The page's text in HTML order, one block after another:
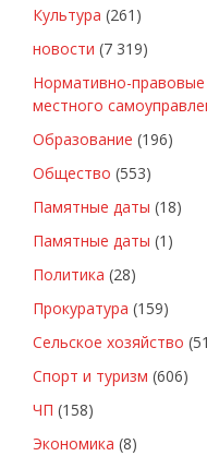
Культура (261)
новости (7 319)
Нормативно-
местного
Образование (196)
Общество (553)
Памятные даты (18)
Памятные даты (1)
Политика (28)
Прокуратура (159)
Сельское хозяйство
Спорт и туризм (606)
ЧП (158)
Экономика (8)